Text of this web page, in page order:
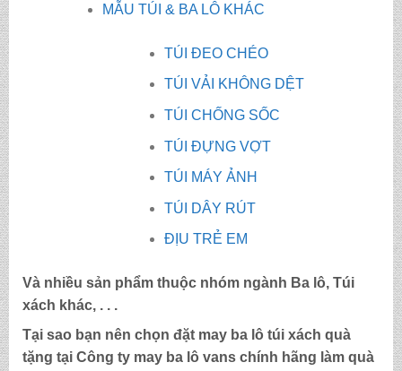
MẪU TÚI & BA LÔ KHÁC
TÚI ĐEO CHÉO
TÚI VẢI KHÔNG DỆT
TÚI CHỐNG SỐC
TÚI ĐỰNG VỢT
TÚI MÁY ẢNH
TÚI DÂY RÚT
ĐỊU TRẺ EM
Và nhiều sản phẩm thuộc nhóm ngành Ba lô, Túi
xách khác, . . .
Tại sao bạn nên chọn đặt may ba lô túi xách quà
tặng tại Công ty mayba lô vans chính hãng làm quà